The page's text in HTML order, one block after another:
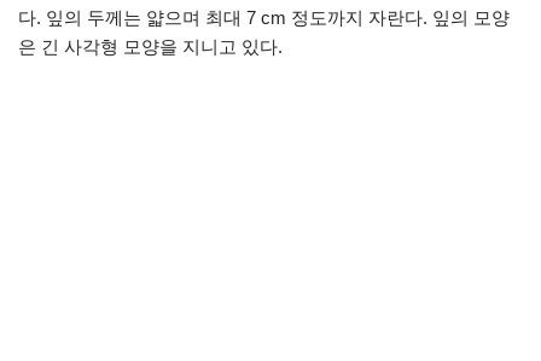
다. 잎의 두께는 얇으며 최대 7 cm 정도까지 자란다. 잎의 모양
은 긴 사각형 모양을 지니고 있다.